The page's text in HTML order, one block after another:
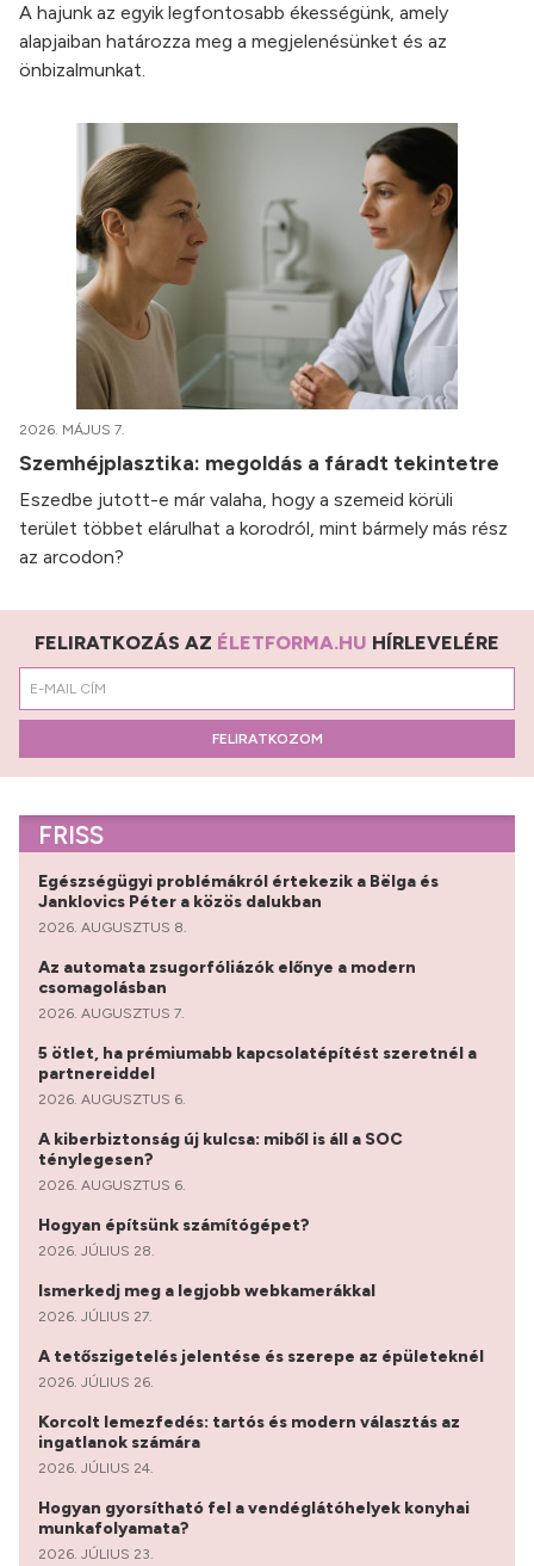
A hajunk az egyik legfontosabb ékességünk, amely
alapjaiban határozza meg a megjelenésünket és az
önbizalmunkat.
2026. MÁJUS 7.
Szemhéjplasztika: megoldás a fáradt tekintetre
Eszedbe jutott-e már valaha, hogy a szemeid körüli
terület többet elárulhat a korodról, mint bármely más rész
az arcodon?
FELIRATKOZÁS AZ ÉLETFORMA.HU HÍRLEVELÉRE
FELIRATKOZOM
FRISS
Egészségügyi problémákról értekezik a Bëlga és
Janklovics Péter a közös dalukban
2026. AUGUSZTUS 8.
Az automata zsugorfóliázók előnye a modern
csomagolásban
2026. AUGUSZTUS 7.
5 ötlet, ha prémiumabb kapcsolatépítést szeretnél a
partnereiddel
2026. AUGUSZTUS 6.
A kiberbiztonság új kulcsa: miből is áll a SOC
ténylegesen?
2026. AUGUSZTUS 6.
Hogyan építsünk számítógépet?
2026. JÚLIUS 28.
Ismerkedj meg a legjobb webkamerákkal
2026. JÚLIUS 27.
A tetőszigetelés jelentése és szerepe az épületeknél
2026. JÚLIUS 26.
Korcolt lemezfedés: tartós és modern választás az
ingatlanok számára
2026. JÚLIUS 24.
Hogyan gyorsítható fel a vendéglátóhelyek konyhai
munkafolyamata?
2026. JÚLIUS 23.